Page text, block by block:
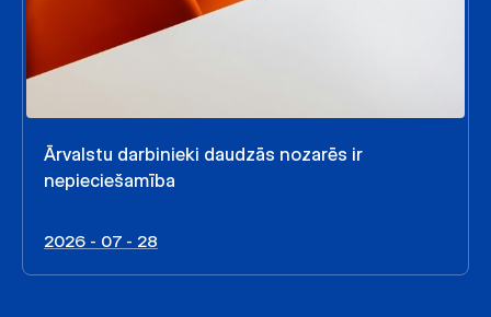
Ārvalstu darbinieki daudzās nozarēs ir
nepieciešamība
2026 - 07 - 28